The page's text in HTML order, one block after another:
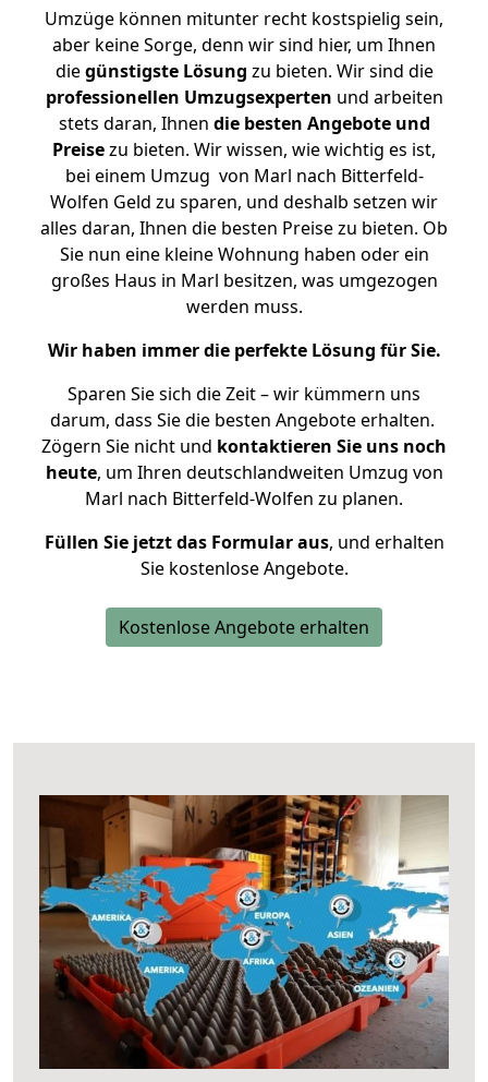
Umzüge können mitunter recht kostspielig sein,
aber keine Sorge, denn wir sind hier, um Ihnen
diegünstigste Lösung zu bieten. Wir sind die
professionellen Umzugsexperten und arbeiten
stets daran, Ihnen die besten Angebote und
Preisezu bieten. Wir wissen, wie wichtig es ist,
bei einem Umzug von Marl nach Bitterfeld-
Wolfen Geld zu sparen, und deshalb setzen wir
alles daran, Ihnen die besten Preise zu bieten. Ob
Sie nun eine kleine Wohnung haben oder ein
großes Haus in Marl besitzen, was umgezogen
werden muss.
Wir haben immer die perfekte Lösung für Sie.
Sparen Sie sich die Zeit – wir kümmern uns
darum, dass Sie die besten Angebote erhalten.
Zögern Sie nicht und kontaktieren Sie uns noch
heute, um Ihren deutschlandweiten Umzug von
Marl nach Bitterfeld-Wolfen zu planen.
Füllen Sie jetzt das Formular aus, und erhalten
Sie kostenlose Angebote.
Kostenlose Angebote erhalten